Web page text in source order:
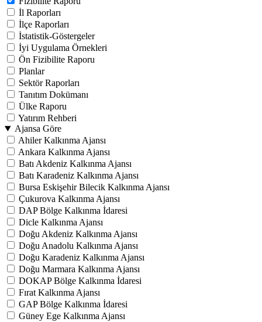
İl Raporları
İlçe Raporları
İstatistik-Göstergeler
İyi Uygulama Örnekleri
Ön Fizibilite Raporu
Planlar
Sektör Raporları
Tanıtım Dokümanı
Ülke Raporu
Yatırım Rehberi
Ajansa Göre
Ahiler Kalkınma Ajansı
Ankara Kalkınma Ajansı
Batı Akdeniz Kalkınma Ajansı
Batı Karadeniz Kalkınma Ajansı
Bursa Eskişehir Bilecik Kalkınma Ajansı
Çukurova Kalkınma Ajansı
DAP Bölge Kalkınma İdaresi
Dicle Kalkınma Ajansı
Doğu Akdeniz Kalkınma Ajansı
Doğu Anadolu Kalkınma Ajansı
Doğu Karadeniz Kalkınma Ajansı
Doğu Marmara Kalkınma Ajansı
DOKAP Bölge Kalkınma İdaresi
Fırat Kalkınma Ajansı
GAP Bölge Kalkınma İdaresi
Güney Ege Kalkınma Ajansı